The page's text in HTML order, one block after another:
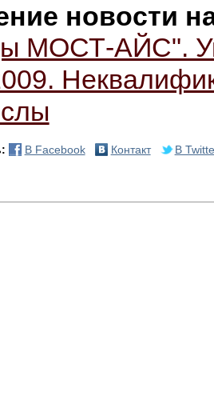
новости
МОСТ-АЙС".
В Facebook Контакт В